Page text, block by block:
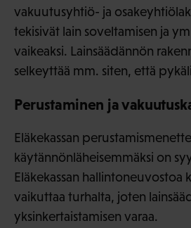
vakuutusyhtiö- ja
tekisivät lain soveltamisen ja
vaikeaksi. Lainsäädännön
selkeyttää mm. siten, että
Perustaminen ja
Eläkekassan
käytännönläheisemmäksi on
Eläkekassan hallintoneuvostoa
vaikuttaa turhalta, joten
yksinkertaistamisen varaa.